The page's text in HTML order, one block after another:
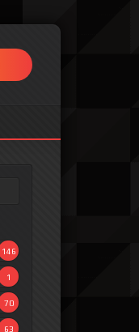
146
1
70
63